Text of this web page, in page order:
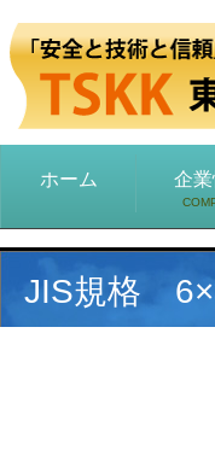
ホーム 企
JIS規格